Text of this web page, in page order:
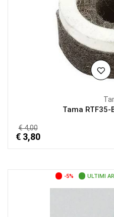
Tama
€ 4,00
€ 3,80
-5% ULTIMI